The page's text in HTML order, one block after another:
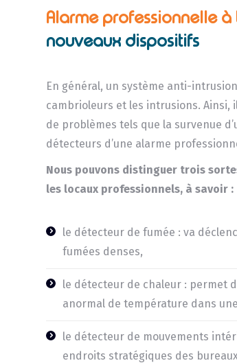
Alarme professionnelle à
nouveaux dispositifs
En général, un système anti-
cambrioleurs et les intrusions. Ainsi,
de problèmes tels que la survenue
détecteurs d’une alarme
Nous pouvons distinguer trois
les locaux professionnels, à savoir :
le détecteur de fumée : va
fumées denses,
le détecteur de chaleur : permet
anormal de température dans
le détecteur de mouvements
endroits stratégiques des